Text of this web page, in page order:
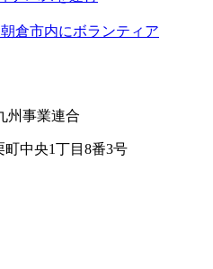
朝倉市内にボランティア
州事業連合
町中央1丁目8番3号